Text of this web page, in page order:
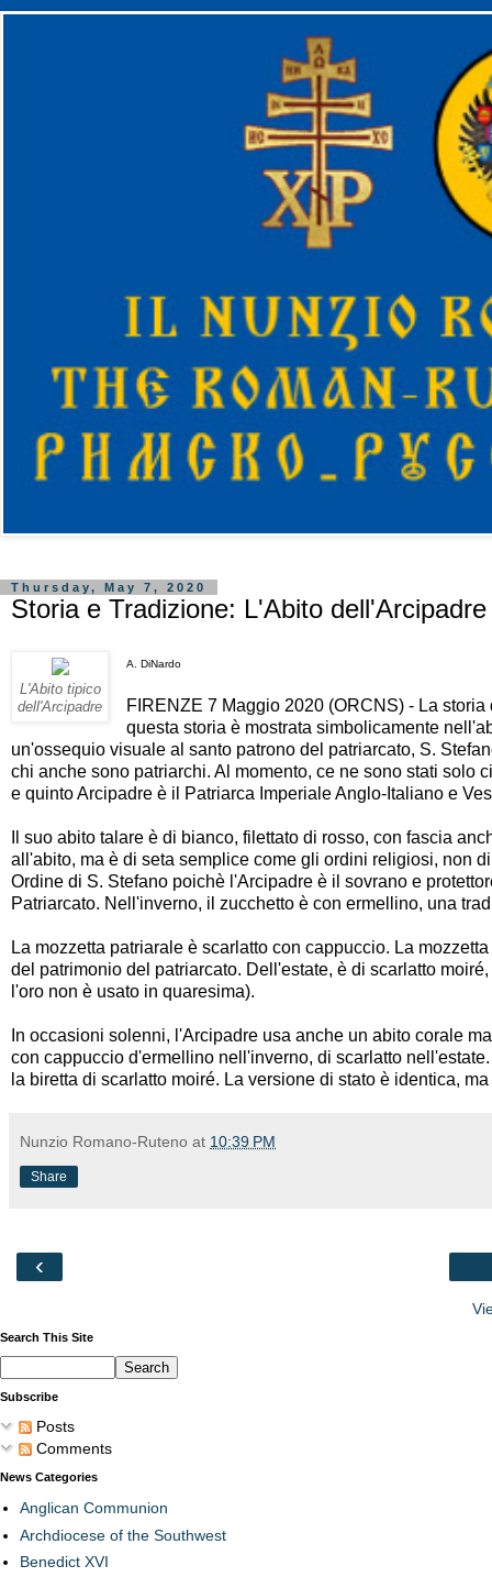
Thursday, May 7, 2020
Storia e Tradizione: L'Abito
L'Abito tipico
dell'Arcipadre
A. DiNardo
FIRENZE 7 Maggio 2020 (ORCNS) - La
questa storia è mostrata simbolicamente
un'ossequio visuale al santo patrono del patriarcato, S.
chi anche sono patriarchi. Al momento, ce ne sono stati solo
e quinto Arcipadre è il Patriarca Imperiale Anglo-Italiano e
Il suo abito talare è di bianco, filettato di rosso, con fascia
all'abito, ma è di seta semplice come gli ordini religiosi, non
Ordine di S. Stefano poichè l'Arcipadre è il sovrano e
Patriarcato. Nell'inverno, il zucchetto è con ermellino, una
La mozzetta patriarale è scarlatto con cappuccio. La
del patrimonio del patriarcato. Dell'estate, è di scarlatto
l'oro non è usato in quaresima).
In occasioni solenni, l'Arcipadre usa anche un abito corale
con cappuccio d'ermellino nell'inverno, di scarlatto
la biretta di scarlatto moiré. La versione di stato è identica,
Nunzio Romano-Ruteno at 10:39 PM
Share
‹
Search This Site
Subscribe
Posts
Comments
News Categories
Anglican Communion
Archdiocese of the Southwest
Benedict XVI